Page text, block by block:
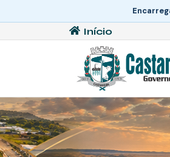
Início